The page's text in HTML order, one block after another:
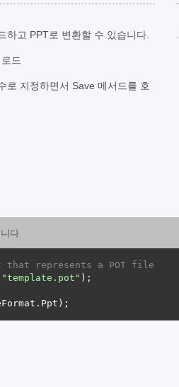
하고 PPT로 변환할 수 있습니다.
드
로 지정하면서 Save 메서드를 호
다.
represents a POT file
"template.pot"